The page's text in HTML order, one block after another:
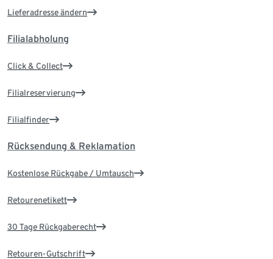
Lieferadresse ändern
Filialabholung
Click & Collect
Filialreservierung
Filialfinder
Rücksendung & Reklamation
Kostenlose Rückgabe / Umtausch
Retourenetikett
30 Tage Rückgaberecht
Retouren-Gutschrift